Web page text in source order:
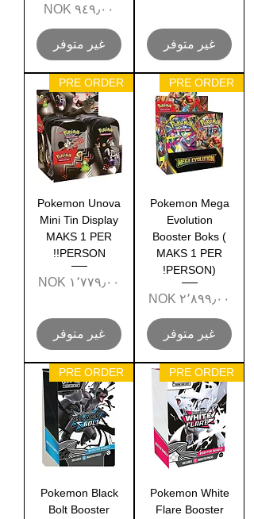
غير متوفر
السعر
غير متوفر
PRE ORDER
Pokemon Mega
Evolution
Booster Boks (
MAKS 1 PER
PERSON)!
السعر
غير متوفر
PRE ORDER
Pokemon Unova
Mini Tin Display
MAKS 1 PER
PERSON!!
السعر
غير متوفر
PRE ORDER
Pokemon White
Flare Booster
PRE ORDER
Pokemon Black
Bolt Booster